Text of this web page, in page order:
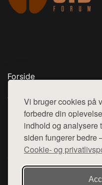
Vi bruger cookies på
forbedre din
indhold og analysere
siden fungerer bedre
Cookie- og
Forside
Top Rabatter
Kontakt
Denne side er en del af